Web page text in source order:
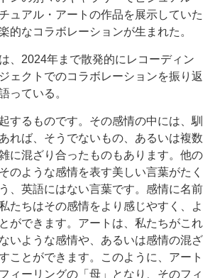
ュアル・アートの作品を展示していた
的なコラボレーションが生まれた。
、2024年まで散発的にレコーディン
ェクトでのコラボレーションを振り返
っている。
するものです。その感情の中には、馴
れば、そうでないもの、あるいは複数
に混ざり合ったものもあります。他の
のような感情を表す美しい言葉がたく
、英語にはない言葉です。感情に名前
たちはその感情をより感じやすく、よ
ができます。アートは、私たちがこれ
いような感情や、あるいは感情の混ざ
ことができます。このように、アート
ィーリングの「母」となり、そのフィ